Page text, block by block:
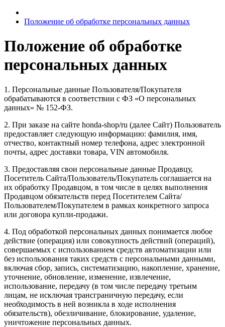
Положение об обработке персональных данных
Положение об обработке
персональных данных
1. Персональные данные Пользователя/Покупателя
обрабатываются в соответствии с ФЗ «О персональных
данных» № 152-ФЗ.
2. При заказе на сайте honda-shop/ru (далее Сайт) Пользователь
предоставляет следующую информацию: фамилия, имя,
отчество, контактный номер телефона, адрес электронной
почты, адрес доставки товара, VIN автомобиля.
3. Предоставляя свои персональные данные Продавцу,
Посетитель Сайта/Пользователь/Покупатель соглашается на
их обработку Продавцом, в том числе в целях выполнения
Продавцом обязательств перед Посетителем Сайта/
Пользователем/Покупателем в рамках конкретного запроса
или договора купли-продажи.
4. Под обработкой персональных данных понимается любое
действие (операция) или совокупность действий (операций),
совершаемых с использованием средств автоматизации или
без использования таких средств с персональными данными,
включая сбор, запись, систематизацию, накопление, хранение,
уточнение, обновление, изменение, извлечение,
использование, передачу (в том числе передачу третьим
лицам, не исключая трансграничную передачу, если
необходимость в ней возникла в ходе исполнения
обязательств), обезличивание, блокирование, удаление,
уничтожение персональных данных.